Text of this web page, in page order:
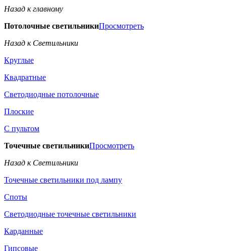
Назад к главному
Потолочные светильникиПросмотреть
Назад к Светильники
Круглые
Квадратные
Светодиодные потолочные
Плоские
С пультом
Точечные светильникиПросмотреть
Назад к Светильники
Точечные светильники под лампу
Споты
Светодиодные точечные светильники
Карданные
Гипсовые